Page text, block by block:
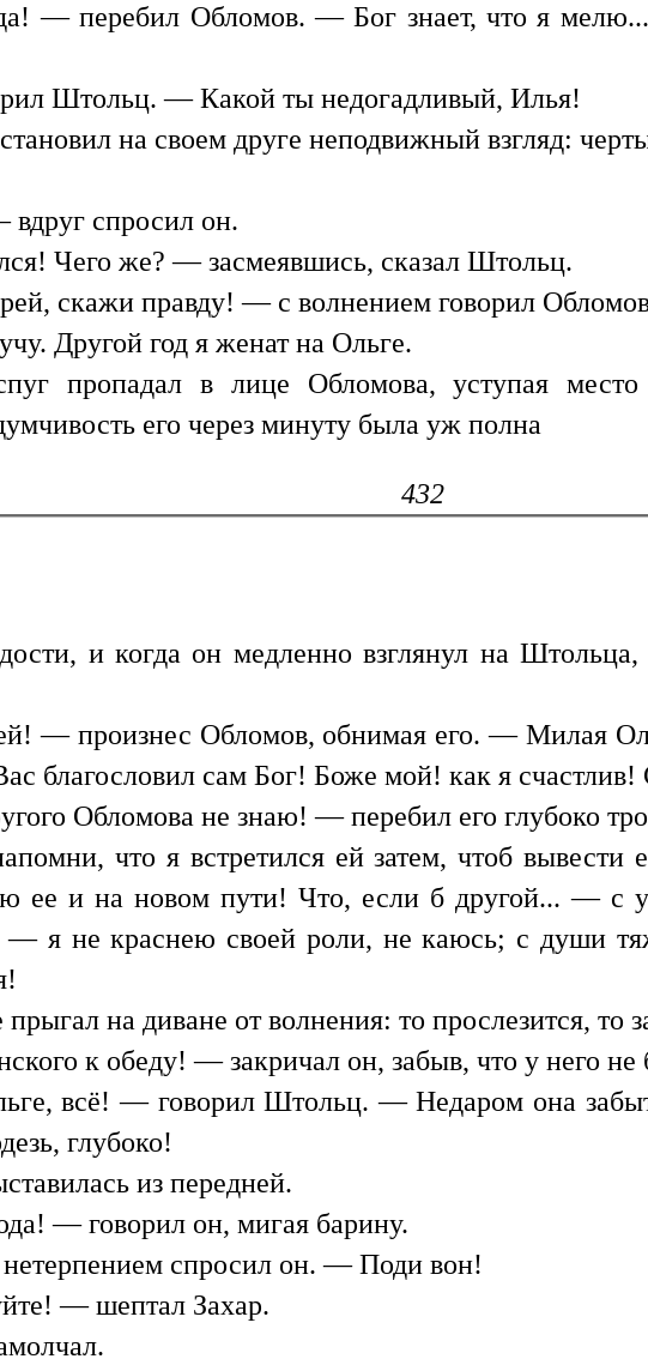
— перебил Обломов. — Бог знает, что я
Штольц. — Какой ты недогадливый, Илья!
на своем друге неподвижный взгляд:
спросил он.
Чего же? — засмеявшись, сказал Штольц.
скажи правду! — с волнением говорил
Другой год я женат на Ольге.
пропадал в лице Обломова, уступая
его через минуту была уж полна
432
и когда он медленно взглянул на
— произнес Обломов, обнимая его. — Милая
благословил сам Бог! Боже мой! как я
Обломова не знаю! — перебил его глубоко
что я встретился ей затем, чтоб вывести
ее и на новом пути! Что, если б другой... —
— я не краснею своей роли, не каюсь; с души
на диване от волнения: то прослезится, то
к обеду! — закричал он, забыв, что у него
всё! — говорил Штольц. — Недаром она
глубоко!
из передней.
— говорил он, мигая барину.
спросил он. — Поди вон!
— шептал Захар.